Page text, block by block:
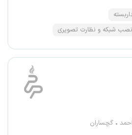
نصب شبکه و نظارت تصویری
گچساران